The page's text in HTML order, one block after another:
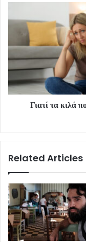
Γιατί τα κιλά
Related Articles